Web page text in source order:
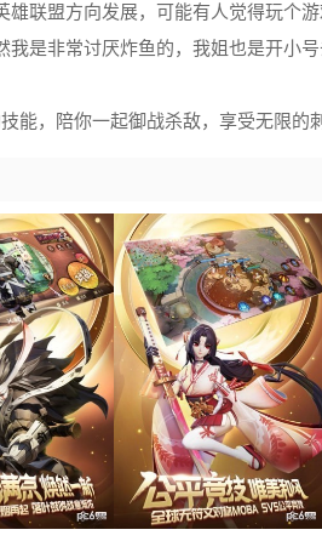
联盟方向发展，可能有人觉得玩个
是非常讨厌炸鱼的，我姐也是开小
能，陪你一起御战杀敌，享受无限的